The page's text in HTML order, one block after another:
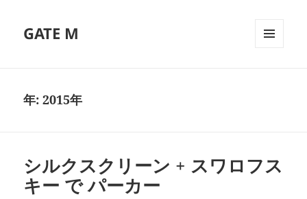
GATE M
年:2015年
シルクスクリーン + スワロフス
キー で パーカー